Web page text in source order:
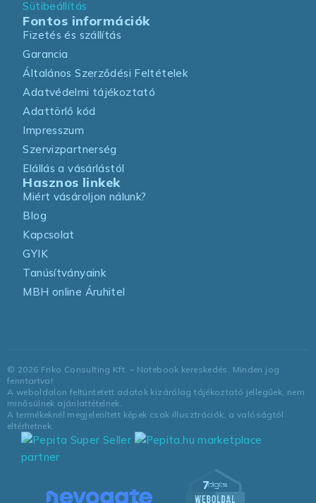
Sütibeállítás
Fontos információk
Fizetés és szállítás
Garancia
Általános Szerződési Feltételek
Adatvédelmi tájékoztató
Adattörlő kód
Impresszum
Szervizpartnerség
Elállás a vásárlástól
Hasznos linkek
Miért vásároljon nálunk?
Blog
Kapcsolat
GYIK
Tanúsítványaink
MBH online Áruhitel
© 2026 Friko Consulting Kft. – Notebook kereskedés. Minden jog
fenntartva!
A weboldalon feltüntetett adatok kizárólag tájékoztató jellegűek, nem
minősülnek ajánlattételnek.
A termékeknél megjelenített képek csak illusztrációk, a valóságtól
eltérhetnek.
marketplace
partner